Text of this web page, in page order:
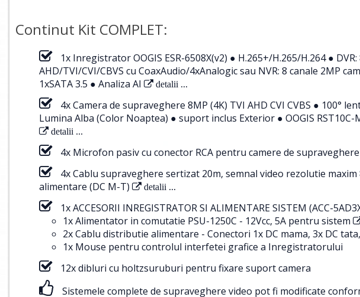
Continut Kit COMPLET:
1x Inregistrator OOGIS ESR-6508X(v2) ● H.265+/H.265/H.264 ●
AHD/TVI/CVI/CBVS cu CoaxAudio/4xAnalogic sau NVR: 8 canale 2MP
1xSATA 3.5 ● Analiza AI
detalii ...
4x Camera de supraveghere 8MP (4K) TVI AHD CVI CVBS ● 100°
Lumina Alba (Color Noaptea) ● suport inclus Exterior ● OOGIS RST10C-
detalii ...
4x Microfon pasiv cu conector RCA pentru camere de
4x Cablu supraveghere sertizat 20m, semnal video rezolutie
alimentare (DC M-T)
detalii ...
1x ACCESORII INREGISTRATOR SI ALIMENTARE SISTEM (ACC-
1x Alimentator in comutatie PSU-1250C - 12Vcc, 5A pentru sistem
2x Cablu distributie alimentare - Conectori 1x DC mama, 3x DC
1x Mouse pentru controlul interfetei grafice a Inregistratorului
12x dibluri cu holtzsuruburi pentru fixare suport camera
Sistemele complete de supraveghere video pot fi modificate